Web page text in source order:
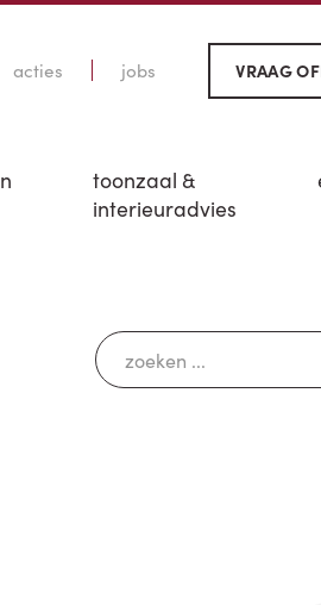
acties jobs VRAAG
toonzaal &
interieuradvies